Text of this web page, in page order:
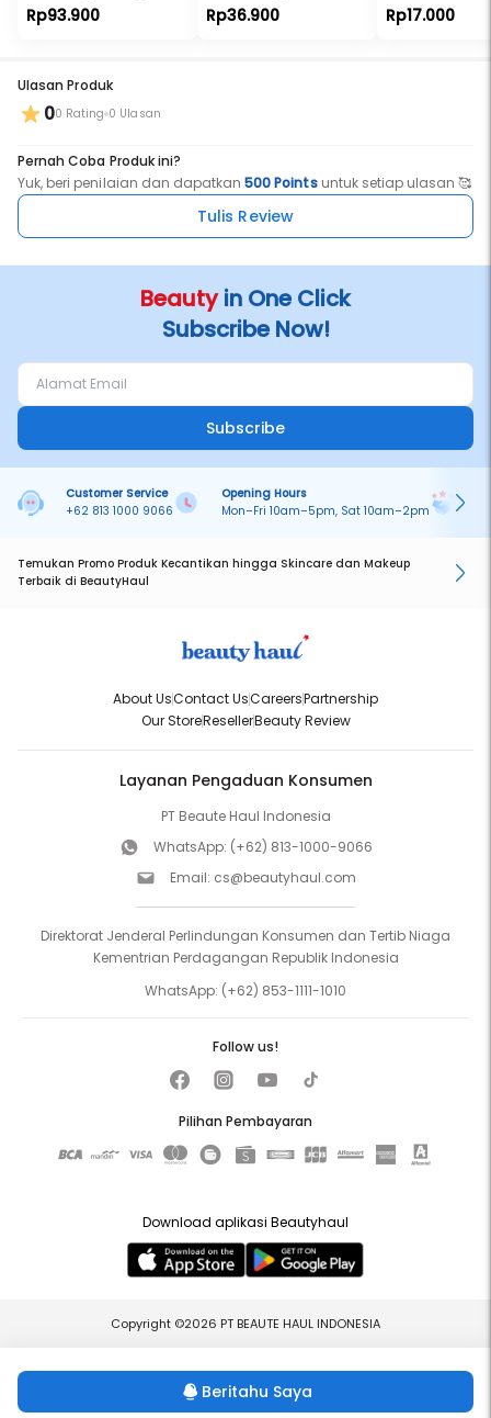
Peeling Treatment
Rp93.900
Cover Sunscreen SPF
Rp36.900 Rp17.000
Ulasan Produk
00 Rating 0 Ulasan
Pernah Coba Produk ini?
Yuk, beri penilaian dan dapatkan500 Pointsuntuk setiap ulasan 🥰
Tulis Review
Beritahu Saya
Beautyin One Click
Subscribe Now!
Subscribe
Customer Service
+62 813 1000 9066
Opening Hours
Mon–Fri 10am–5pm, Sat 10am–2pm
Temukan Promo Produk Kecantikan hingga Skincare dan Makeup
Terbaik di BeautyHaul
About UsContact UsCareersPartnership
Our StoreResellerBeauty Review
Layanan Pengaduan Konsumen
PT Beaute Haul Indonesia
WhatsApp: (+62) 813-1000-9066
Email: cs@beautyhaul.com
Direktorat Jenderal Perlindungan Konsumen dan Tertib Niaga
Kementrian Perdagangan Republik Indonesia
WhatsApp: (+62) 853-1111-1010
Pilihan Pembayaran
Follow us!
Download aplikasi Beautyhaul
Copyright ©2026 PT BEAUTE HAUL INDONESIA